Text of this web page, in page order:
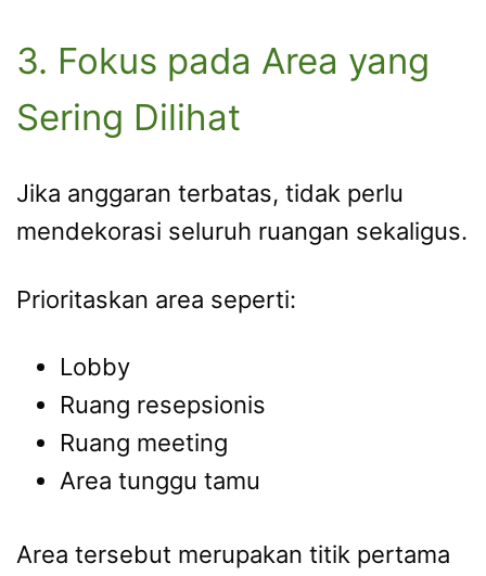
3. Fokus pada Area yang
Sering Dilihat
Jika anggaran terbatas, tidak perlu
mendekorasi seluruh ruangan sekaligus.
Prioritaskan area seperti:
Lobby
Ruang resepsionis
Ruang meeting
Area tunggu tamu
Area tersebut merupakan titik pertama